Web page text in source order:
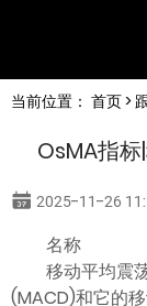
English
繁體中文
当前位置： 首页>
OsMA指
2025-11-26
名称
移动平均震
(MACD)和它的